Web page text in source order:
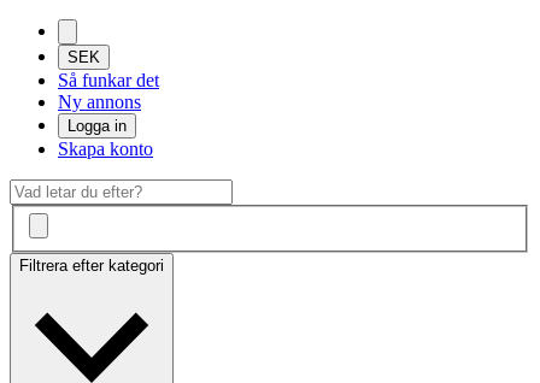
SEK
Så funkar det
Ny annons
Logga in
Skapa konto
Filtrera efter kategori